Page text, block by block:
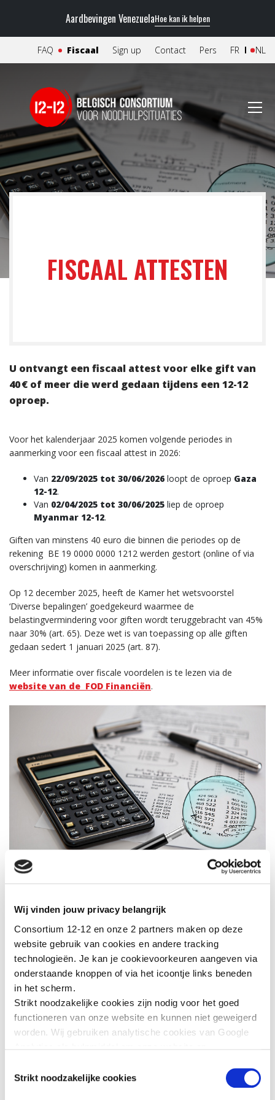
Wij vinden jouw privacy belangrijk
Consortium 12-12 en onze 2 partners maken op deze
website gebruik van cookies en andere tracking
technologieën. Je kan je cookievoorkeuren aangeven via
onderstaande knoppen of via het icoontje links beneden
in het scherm.
Strikt noodzakelijke cookies zijn nodig voor het goed
functioneren van onze website en kunnen niet geweigerd
worden. Wij gebruiken analytische cookies van Google
zorgen ervoor dat je de embedded video’s van YouTube
Strikt noodzakelijke cookies
Aardbevingen VenezuelaHoe kan ik helpen
FAQ Fiscaal Sign up Contact Pers NL
FR
FISCAAL ATTESTEN
U ontvangt een fiscaal attest voor elke gift van
40 € of meer die werd gedaan tijdens een 12-12
oproep.
Voor het kalenderjaar 2025 komen volgende periodes in
aanmerking voor een fiscaal attest in 2026:
Van 22/09/2025 tot 30/06/2026 loopt de oproep Gaza
12-12.
Van 02/04/2025 tot 30/06/2025 liep de oproep
Myanmar 12-12.
Giften van minstens 40 euro die binnen die periodes op de
rekening BE 19 0000 0000 1212 werden gestort (online of via
overschrijving) komen in aanmerking.
Op 12 december 2025, heeft de Kamer het wetsvoorstel
‘Diverse bepalingen’ goedgekeurd waarmee de
belastingvermindering voor giften wordt teruggebracht van 45%
naar 30% (art. 65). Deze wet is van toepassing op alle giften
gedaan sedert 1 januari 2025 (art. 87).
Meer informatie over fiscale voordelen is te lezen via de
website van de FOD Financiën.
Rijksregisternummer /
De FOD Financiën vraagt vzw’s om een
rijksregisternummer of ondernemingsnummer te
vermelden bij het doorgeven van giften die in
aanmerking komen voor een fiscale attest.
Dankzij dit nummer kan de belastingdienst
jou als als schenker met zekerheid
herkennen.
Zonder dit gegeven kan het zijn dat je gift
niet automatisch wordt opgenomen in de
zelf in te vullen, aan de hand van ons attest.
Vermeld het bedrag van de giften waarvoor je een